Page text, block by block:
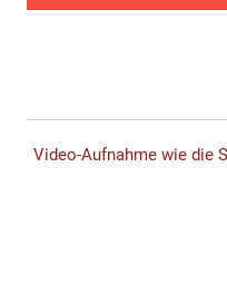
Video-Aufnahme wie die